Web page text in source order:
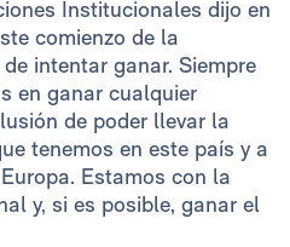
Institucionales dijo en
comienzo de la
intentar ganar. Siempre
en ganar cualquier
de poder llevar la
tenemos en este país y a
Estamos con la
y, si es posible, ganar el